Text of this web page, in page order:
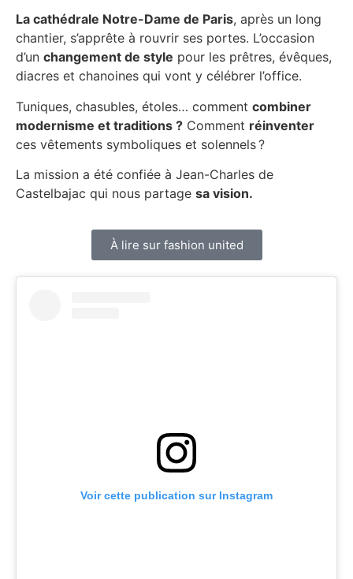
La cathédrale Notre-Dame de Paris, après un long
chantier, s’apprête à rouvrir ses portes. L’occasion
d’un changement de style pour les prêtres, évêques,
diacres et chanoines qui vont y célébrer l’office.
Tuniques, chasubles, étoles… comment combiner
modernisme et traditions ? Comment réinventer
ces vêtements symboliques et solennels ?
La mission a été confiée à Jean-Charles de
Castelbajac qui nous partage sa vision.
À lire sur fashion united
Voir cette publication sur Instagram